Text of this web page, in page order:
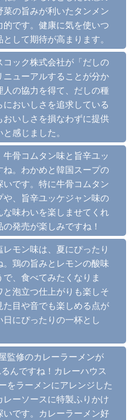
の旨みが利いたタンメン
です。健康に気を使いつ
して期待が高まります。
ック株式会社が「だしの
ューアルすることが分か
人の協力を得て、だしの種
おいしさを追求している
いしさを損なわずに提供
感じました。
骨コムタン味と旨辛ユッ
。わかめと韓国スープの
です。特に牛骨コムタン
、旨辛ユッケジャン味の
味わいを楽しませてくれ
発売が楽しみですね！
モン味は、夏にぴったり
鶏の旨みとレモンの酸味
、食べてみたくなりま
泡立つ仕上がりも楽しそ
た目や音でも楽しめる点が
にぴったりの一杯とし
監修のカレーラーメンが
んですね！カレーハウス
をラーメンにアレンジした
ーソースに特製ふりかけ
です。カレーラーメン好